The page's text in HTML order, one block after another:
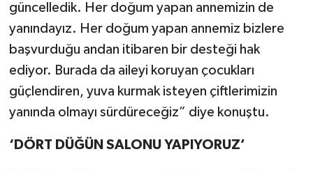
güncelledik. Her doğum yapan annemizin de
yanındayız. Her doğum yapan annemiz bizlere
başvurduğu andan itibaren bir desteği hak
ediyor. Burada da aileyi koruyan çocukları
güçlendiren, yuva kurmak isteyen çiftlerimizin
yanında olmayı sürdüreceğiz” diye konuştu.
‘DÖRT DÜĞÜN SALONU YAPIYORUZ’